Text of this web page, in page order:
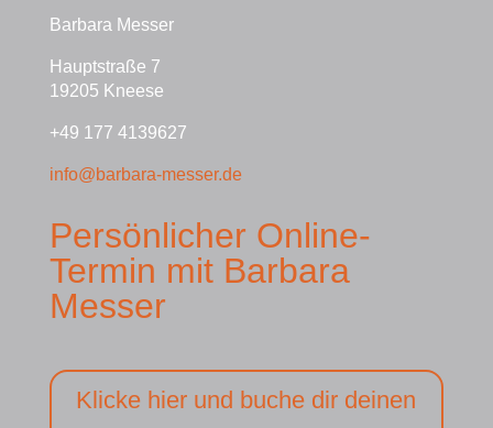
Barbara Messer
Hauptstraße 7
19205 Kneese
+49 177 4139627
info@barbara-messer.de
Persönlicher Online-
Termin mit Barbara
Messer
Klicke hier und buche dir deinen